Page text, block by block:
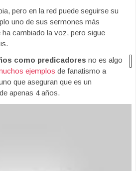
pero en la red puede seguirse su
uno de sus sermones más
cambiado la voz, pero sigue
como predicadores no es algo
ejemplos de fanatismo a
que aseguran que es un
de apenas 4 años.